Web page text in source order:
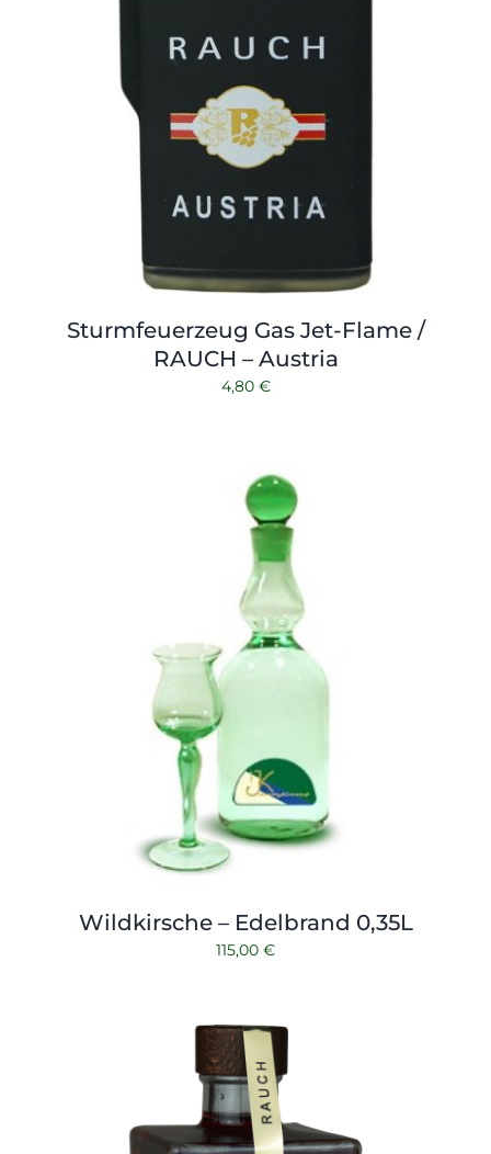
Sturmfeuerzeug Gas Jet-Flame /
RAUCH – Austria
4,80 €
Wildkirsche – Edelbrand 0,35L
115,00 €